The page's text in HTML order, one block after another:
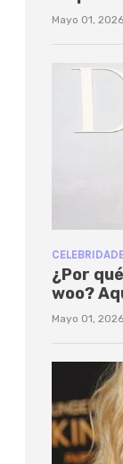
Mayo 01, 2026
¿Por
woo?
Mayo 01, 2026